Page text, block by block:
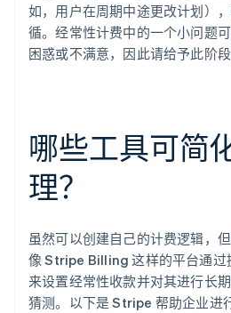
如，用户在周期中途更改计划）
循。经常性计费中的一个小问题
困惑或不满意，因此请给予此阶段
哪些工具可简
理？
虽然可以创建自己的计费逻辑，
像 Stripe Billing 这样的平台通过
来设置经常性收款并对其进行长
猜测。以下是 Stripe 帮助企业进